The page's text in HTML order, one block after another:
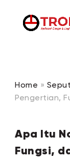
Home »
Pengertian,
Apa Itu
Fungsi,